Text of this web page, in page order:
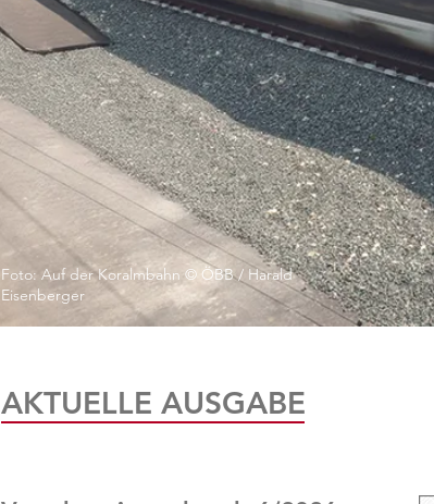
Foto: Auf der Koralmbahn © ÖBB / Harald
Eisenberger
AKTUELLE AUSGABE